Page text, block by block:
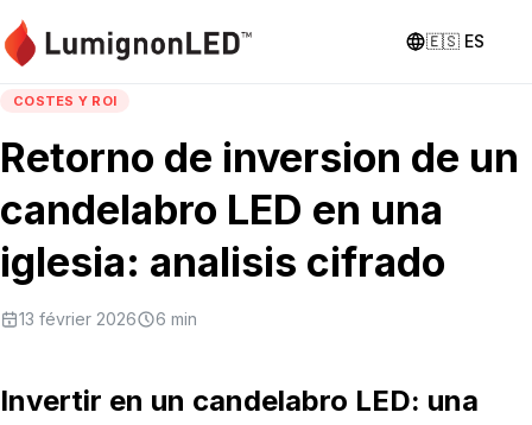
🇪🇸 ES
COSTES Y ROI
Retorno de inversion de un
candelabro LED en una
iglesia: analisis cifrado
13 février 2026 6 min
Invertir en un candelabro LED: una